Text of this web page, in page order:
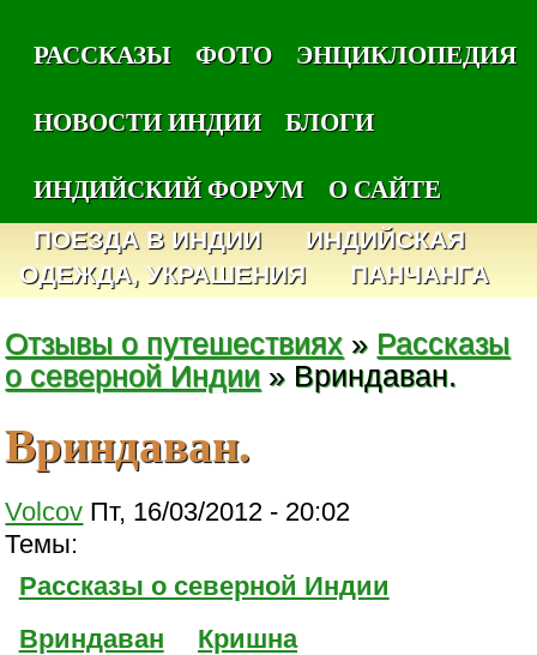
РАССКАЗЫ
ФОТО
ЭНЦИКЛОПЕДИЯ
НОВОСТИ ИНДИИ
БЛОГИ
ИНДИЙСКИЙ ФОРУМ
О САЙТЕ
ПОЕЗДА В ИНДИИ
ИНДИЙСКАЯ
ОДЕЖДА, УКРАШЕНИЯ
ПАНЧАНГА
Отзывы о путешествиях » Рассказы
о северной Индии » Вриндаван.
Вриндаван.
Volcov Пт, 16/03/2012 - 20:02
Темы:
Рассказы о северной Индии
Вриндаван
Кришна